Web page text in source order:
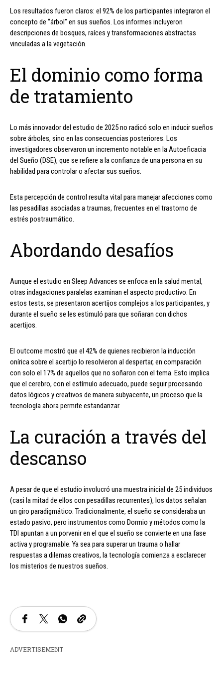
Los resultados fueron claros: el 92% de los participantes integraron el
concepto de “árbol” en sus sueños. Los informes incluyeron
descripciones de bosques, raíces y transformaciones abstractas
vinculadas a la vegetación.
El dominio como forma
de tratamiento
Lo más innovador del estudio de 2025 no radicó solo en inducir sueños
sobre árboles, sino en las consecuencias posteriores. Los
investigadores observaron un incremento notable en la Autoeficacia
del Sueño (DSE), que se refiere a la confianza de una persona en su
habilidad para controlar o afectar sus sueños.
Esta percepción de control resulta vital para manejar afecciones como
las pesadillas asociadas a traumas, frecuentes en el trastorno de
estrés postraumático.
Abordando desafíos
Aunque el estudio en Sleep Advances se enfoca en la salud mental,
otras indagaciones paralelas examinan el aspecto productivo. En
estos tests, se presentaron acertijos complejos a los participantes, y
durante el sueño se les estimuló para que soñaran con dichos
acertijos.
El outcome mostró que el 42% de quienes recibieron la inducción
onírica sobre el acertijo lo resolvieron al despertar, en comparación
con solo el 17% de aquellos que no soñaron con el tema. Esto implica
que el cerebro, con el estímulo adecuado, puede seguir procesando
datos lógicos y creativos de manera subyacente, un proceso que la
tecnología ahora permite estandarizar.
La curación a través del
descanso
A pesar de que el estudio involucró una muestra inicial de 25 individuos
(casi la mitad de ellos con pesadillas recurrentes), los datos señalan
un giro paradigmático. Tradicionalmente, el sueño se consideraba un
estado pasivo, pero instrumentos como Dormio y métodos como la
TDI apuntan a un porvenir en el que el sueño se convierte en una fase
activa y programable. Ya sea para superar un trauma o hallar
respuestas a dilemas creativos, la tecnología comienza a esclarecer
los misterios de nuestros sueños.
ADVERTISEMENT